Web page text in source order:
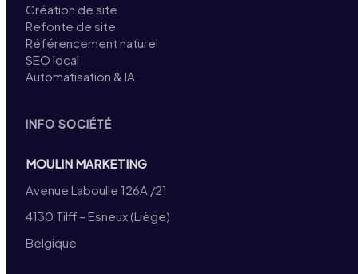
Création de site
Refonte de site
Référencement naturel
SEO local
Automatisation & IA
INFO SOCIÉTÉ
MOULIN MARKETING
Avenue Laboulle 126A /21
4130 Tilff – Esneux (Liège)
Belgique